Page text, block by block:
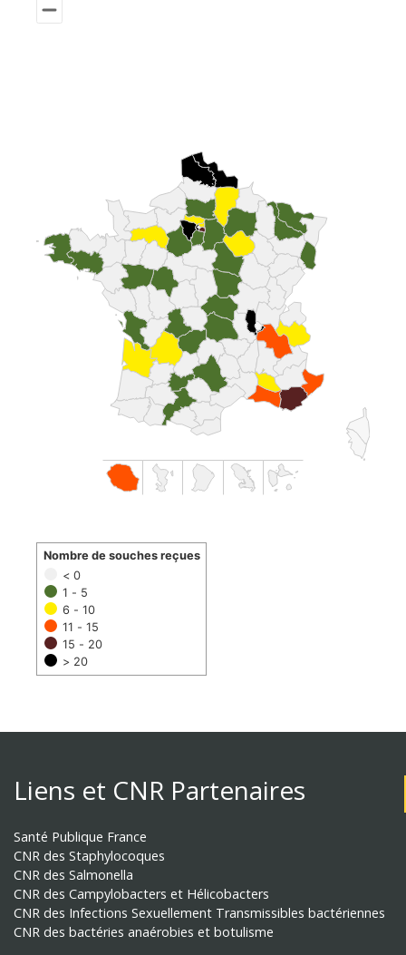
< 0
1 - 5
6 - 10
11 - 15
15 - 20
> 20
Nombre de souches reçues
Liens et CNR Partenaires
Santé Publique France
CNR des Staphylocoques
CNR des Salmonella
CNR des Campylobacters et Hélicobacters
CNR des Infections Sexuellement Transmissibles bactériennes
CNR des bactéries anaérobies et botulisme